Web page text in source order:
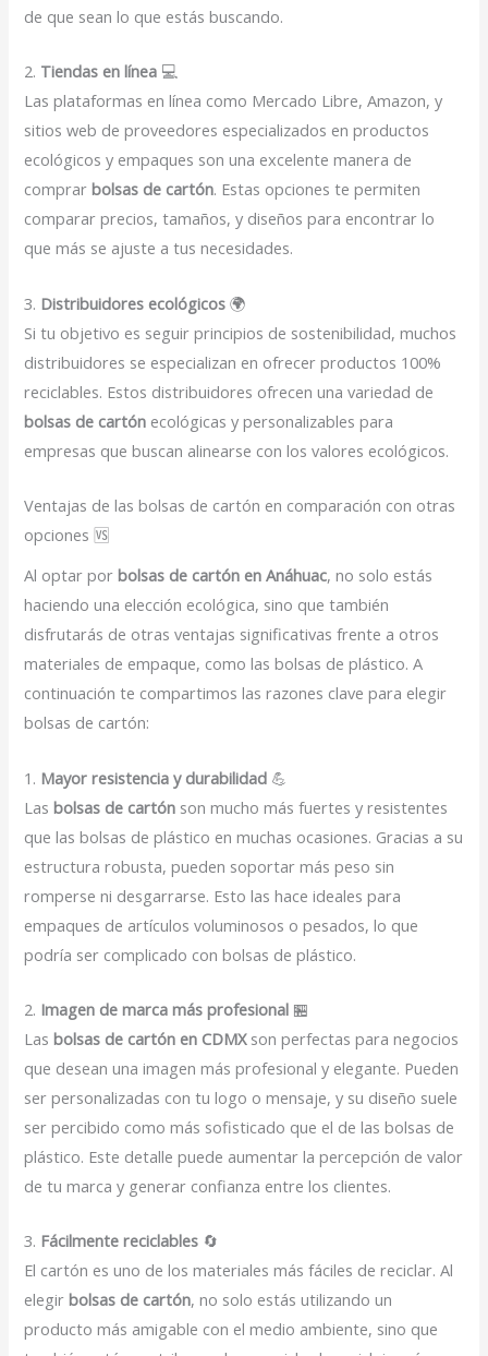
de que sean lo que estás buscando.
2. Tiendas en línea 💻
Las plataformas en línea como Mercado Libre, Amazon, y
sitios web de proveedores especializados en productos
ecológicos y empaques son una excelente manera de
comprarbolsas de cartón. Estas opciones te permiten
comparar precios, tamaños, y diseños para encontrar lo
que más se ajuste a tus necesidades.
3. Distribuidores ecológicos 🌍
Si tu objetivo es seguir principios de sostenibilidad, muchos
distribuidores se especializan en ofrecer productos 100%
reciclables. Estos distribuidores ofrecen una variedad de
bolsas de cartón ecológicas y personalizables para
empresas que buscan alinearse con los valores ecológicos.
Ventajas de las bolsas de cartón en comparación con otras
opciones 🆚
Al optar porbolsas de cartón en Anáhuac, no solo estás
haciendo una elección ecológica, sino que también
disfrutarás de otras ventajas significativas frente a otros
materiales de empaque, como las bolsas de plástico. A
continuación te compartimos las razones clave para elegir
bolsas de cartón:
1. Mayor resistencia y durabilidad 💪
Lasbolsas de cartón son mucho más fuertes y resistentes
que las bolsas de plástico en muchas ocasiones. Gracias a su
estructura robusta, pueden soportar más peso sin
romperse ni desgarrarse. Esto las hace ideales para
empaques de artículos voluminosos o pesados, lo que
podría ser complicado con bolsas de plástico.
2. Imagen de marca más profesional 🏪
Lasbolsas de cartón en CDMXson perfectas para negocios
que desean una imagen más profesional y elegante. Pueden
ser personalizadas con tu logo o mensaje, y su diseño suele
ser percibido como más sofisticado que el de las bolsas de
plástico. Este detalle puede aumentar la percepción de valor
de tu marca y generar confianza entre los clientes.
3. Fácilmente reciclables 🔄
El cartón es uno de los materiales más fáciles de reciclar. Al
elegirbolsas de cartón, no solo estás utilizando un
producto más amigable con el medio ambiente, sino que